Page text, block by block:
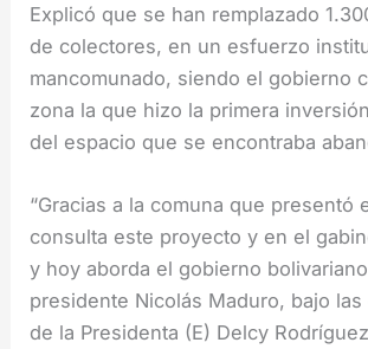
Explicó que se han remplazado
de colectores, en un esfuerzo
mancomunado, siendo el gobierno
zona la que hizo la primera
del espacio que se encontraba
“Gracias a la comuna que presentó
consulta este proyecto y en el
y hoy aborda el gobierno
presidente Nicolás Maduro, bajo
de la Presidenta (E) Delcy